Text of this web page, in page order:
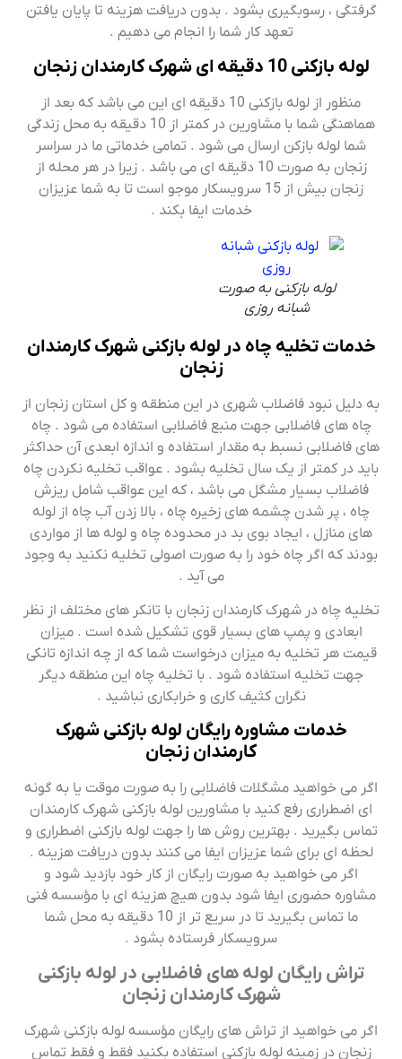
گرفتگی ، رسوبگیری بشود . بدون دریافت هزینه تا پایان یافتن
تعهد کار شما را انجام می دهیم .
لوله بازکنی 10 دقیقه ای شهرک کارمندان زنجان
منظور از لوله بازکنی 10 دقیقه ای این می باشد که بعد از
هماهنگی شما با مشاورین در کمتر از 10 دقیقه به محل زندگی
شما لوله بازکن ارسال می شود . تمامی خدماتی ما در سراسر
زنجان به صورت 10 دقیقه ای می باشد . زیرا در هر محله از
زنجان بیش از 15 سرویسکار موجو است تا به شما عزیزان
خدمات ایفا بکند .
لوله بازکنی به صورت
شبانه روزی
خدمات تخلیه چاه در لوله بازکنی شهرک کارمندان
زنجان
به دلیل نبود فاضلاب شهری در این منطقه و کل استان زنجان از
چاه های فاضلابی جهت منبع فاضلابی استفاده می شود . چاه
های فاضلابی نسبط به مقدار استفاده و اندازه ابعدی آن حداکثر
باید در کمتر از یک سال تخلیه بشود . عواقب تخلیه نکردن چاه
فاضلاب بسیار مشگل می باشد ، که این عواقب شامل ریزش
چاه ، پر شدن چشمه های زخیره چاه ، بالا زدن آب چاه از لوله
های منازل ، ایجاد بوی بد در محدوده چاه و لوله ها از مواردی
بودند که اگر چاه خود را به صورت اصولی تخلیه نکنید به وجود
می آید .
تخلیه چاه در شهرک کارمندان زنجان با تانکر های مختلف از نظر
ابعادی و پمپ های بسیار قوی تشکیل شده است . میزان
قیمت هر تخلیه به میزان درخواست شما که از چه اندازه تانکی
جهت تخلیه استفاده شود . با تخلیه چاه این منطقه دیگر
نگران کثیف کاری و خرابکاری نباشید .
خدمات مشاوره رایگان لوله بازکنی شهرک
کارمندان زنجان
اگر می خواهید مشگلات فاضلابی را به صورت موقت یا به گونه
ای اضطراری رفع کنید با مشاورین لوله بازکنی شهرک کارمندان
تماس بگیرید . بهترین روش ها را جهت لوله بازکنی اضطراری و
لحظه ای برای شما عزیزان ایفا می کنند بدون دریافت هزینه .
اگر می خواهید به صورت رایگان از کار خود بازدید شود و
مشاوره حضوری ایفا شود بدون هیچ هزینه ای با مؤسسه فنی
ما تماس بگیرید تا در سریع تر از 10 دقیقه به محل شما
سرویسکار فرستاده بشود .
تراش رایگان لوله های فاضلابی در لوله بازکنی
شهرک کارمندان زنجان
اگر می خواهید از تراش های رایگان مؤسسه لوله بازکنی شهرک
زنجان در زمینه لوله بازکنی استفاده بکنید فقط و فقط تماس